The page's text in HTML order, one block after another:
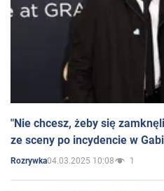
"Nie chcesz, żeby się
ze sceny po incydencie w
Rozrywka04.03.2025 10:08 1